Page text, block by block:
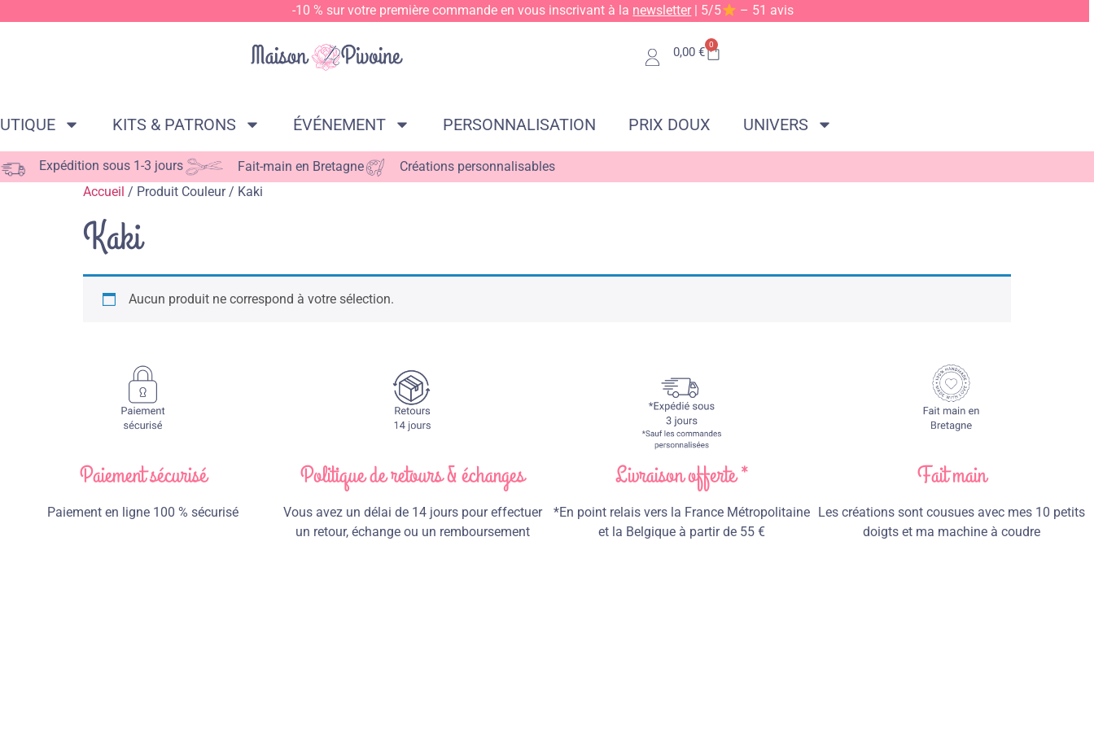
-10 % sur votre première commande en vous inscrivant à la newsletter | 5/5 – 51 avis
0,00 €
0
KITS & PATRONS ÉVÉNEMENT PERSONNALISATION PRIX DOUX UNIVERS
Expédition sous 1-3 jours Fait-main en Bretagne
Créations personnalisables
Accueil / Produit Couleur / Kaki
Kaki
Aucun produit ne correspond à votre sélection.
Paiement sécurisé
Paiement en ligne 100 % sécurisé
Politique de retours & échanges
Vous avez un délai de 14 jours pour effectuer
un retour, échange ou un remboursement
Livraison offerte *
*En point relais vers la France Métropolitaine
et la Belgique à partir de 55 €
Fait main
Les créations sont cousues avec mes 10 petits
doigts et ma machine à coudre